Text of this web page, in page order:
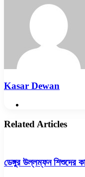
Kasar Dewan
Related Articles
ডেঙ্গুর উল্লম্ফন শিশুদের